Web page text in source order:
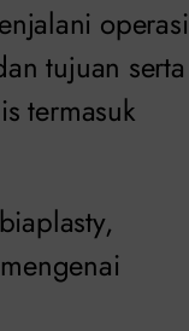
operasi
tujuan serta
termasuk